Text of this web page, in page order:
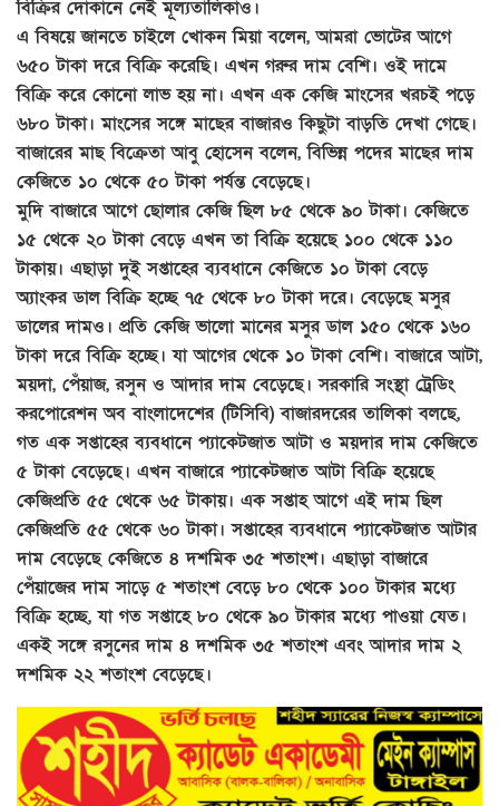
বিক্রির দোকানে নেই মূল্যতালিকাও।
এ বিষয়ে জানতে চাইলে খোকন মিয়া বলেন, আমরা ভোটের আগে
৬৫০ টাকা দরে বিক্রি করেছি। এখন গরুর দাম বেশি। ওই দামে
বিক্রি করে কোনো লাভ হয় না। এখন এক কেজি মাংসের খরচই পড়ে
৬৮০ টাকা। মাংসের সঙ্গে মাছের বাজারও কিছুটা বাড়তি দেখা গেছে।
বাজারের মাছ বিক্রেতা আবু হোসেন বলেন, বিভিন্ন পদের মাছের দাম
কেজিতে ১০ থেকে ৫০ টাকা পর্যন্ত বেড়েছে।
মুদি বাজারে আগে ছোলার কেজি ছিল ৮৫ থেকে ৯০ টাকা। কেজিতে
১৫ থেকে ২০ টাকা বেড়ে এখন তা বিক্রি হয়েছে ১০০ থেকে ১১০
টাকায়। এছাড়া দুই সপ্তাহের ব্যবধানে কেজিতে ১০ টাকা বেড়ে
অ্যাংকর ডাল বিক্রি হচ্ছে ৭৫ থেকে ৮০ টাকা দরে। বেড়েছে মসুর
ডালের দামও। প্রতি কেজি ভালো মানের মসুর ডাল ১৫০ থেকে ১৬০
টাকা দরে বিক্রি হচ্ছে। যা আগের থেকে ১০ টাকা বেশি। বাজারে আটা,
ময়দা, পেঁয়াজ, রসুন ও আদার দাম বেড়েছে। সরকারি সংস্থা ট্রেডিং
করপোরেশন অব বাংলাদেশের (টিসিবি) বাজারদরের তালিকা বলছে,
গত এক সপ্তাহের ব্যবধানে প্যাকেটজাত আটা ও ময়দার দাম কেজিতে
৫ টাকা বেড়েছে। এখন বাজারে প্যাকেটজাত আটা বিক্রি হয়েছে
কেজিপ্রতি ৫৫ থেকে ৬৫ টাকায়। এক সপ্তাহ আগে এই দাম ছিল
কেজিপ্রতি ৫৫ থেকে ৬০ টাকা। সপ্তাহের ব্যবধানে প্যাকেটজাত আটার
দাম বেড়েছে কেজিতে ৪ দশমিক ৩৫ শতাংশ। এছাড়া বাজারে
পেঁয়াজের দাম সাড়ে ৫ শতাংশ বেড়ে ৮০ থেকে ১০০ টাকার মধ্যে
বিক্রি হচ্ছে, যা গত সপ্তাহে ৮০ থেকে ৯০ টাকার মধ্যে পাওয়া যেত।
একই সঙ্গে রসুনের দাম ৪ দশমিক ৩৫ শতাংশ এবং আদার দাম ২
দশমিক ২২ শতাংশ বেড়েছে।